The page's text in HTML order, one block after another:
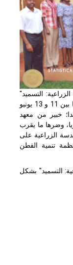
التسميد"
في منظمة تنمية القطن لأوغندا، في الفترة ما بين 11 و 13 يونيو
خبير من معهد
وضرها ما يقرب
الزراعية على
تنمية القطن
التسميد" بشكل